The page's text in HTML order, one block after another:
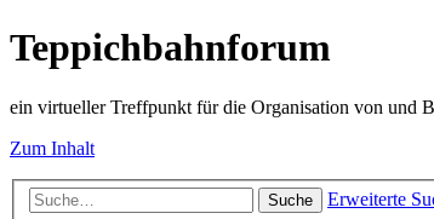
Teppichbahnforum
ein virtueller Treffpunkt für die Organisation von und
Zum Inhalt
Suche Erweiterte